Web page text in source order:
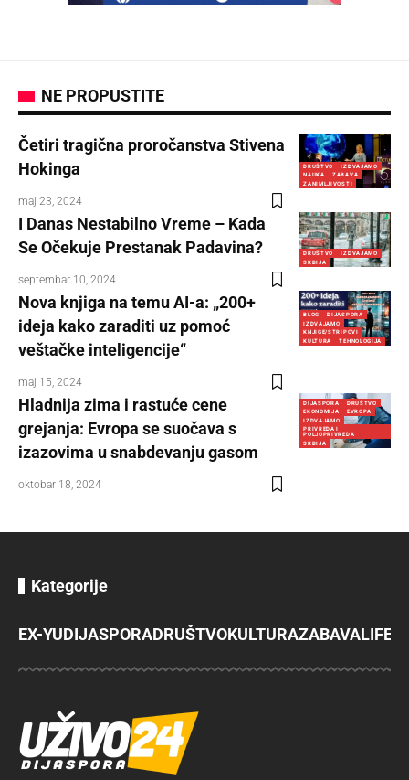
NE PROPUSTITE
DRUŠTVO
IZDVAJAMO
NAUKA
ZABAVA
ZANIMLJIVOSTI
Četiri tragična proročanstva Stivena
Hokinga
maj 23, 2024
DRUŠTVO
IZDVAJAMO
SRBIJA
I Danas Nestabilno Vreme – Kada
Se Očekuje Prestanak Padavina?
septembar 10, 2024
BLOG
DIJASPORA
IZDVAJAMO
KNJIGE/STRIPOVI
KULTURA
TEHNOLOGIJA
Nova knjiga na temu AI-a: „200+
ideja kako zaraditi uz pomoć
veštačke inteligencije“
maj 15, 2024
DIJASPORA
DRUŠTVO
EKONOMIJA
EVROPA
IZDVAJAMO
PRIVREDA I
POLJOPRIVREDA
SRBIJA
Hladnija zima i rastuće cene
grejanja: Evropa se suočava s
izazovima u snabdevanju gasom
oktobar 18, 2024
Kategorije
EX-YUDIJASPORADRUŠTVOKULTURAZABAVA